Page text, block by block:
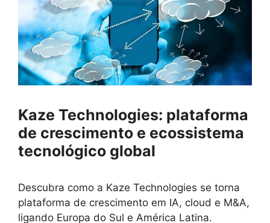
Kaze Technologies: plataforma
de crescimento e ecossistema
tecnológico global
Descubra como a Kaze Technologies se torna
plataforma de crescimento em IA, cloud e M&A,
ligando Europa do Sul e América Latina.